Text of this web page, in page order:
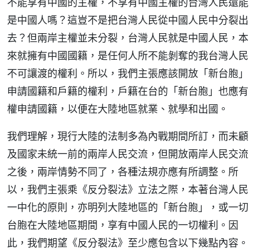
是中國人嗎？這豈不是把台灣人民從中國人民中分裂出
去？但兩岸主權並未分裂，台灣人民就是中國人民，本
來就擁有中國國籍，是任何人所不能剝奪的我台灣人民
不可讓渡的權利。所以，我們主張應該開放「新台胞」
申請國籍和戶籍的權利，戶籍在台的「新台胞」也應有
權申請國籍，以便在大陸地區就業、就學和出國。
我們理解，現行大陸的法制多為內戰期間所訂，而未顧
及國家未統一前的兩岸人民交流，但開放兩岸人民交流
之後，兩岸情勢不同了，各種法規亦應有所調整。所
以，我們主張乘《反分裂法》立法之際，本著台灣人民
一中化的原則，亦明列大陸地區的「新台胞」，或一切
台胞在大陸地區期間，享有中國人民的一切權利。因
此，我們期望《反分裂法》至少應包含以下幾點內容。